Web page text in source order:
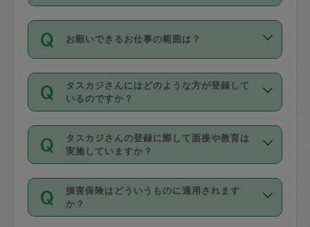
リカ、au WALLETなど）は支払にはご利
銀行振込や現金払いも対応していませ
なお、タスカジさんの交通費も、依頼料
金のご請求と合わせてお支払いとなりま
動計算で表示されます。
りに、一定数を超えたキャンセルは有償
（例：毎週定期の場合は３回以上のキャ
ンセルが有償（1200円、隔週定期の場合
は２回以上のキャンセルが有償（1200
ます。交通費の金額は「依頼の詳細」に
時間帯は3種類あります。いずれも１回あ
たり３時間です。
・ＡＭ ９時～１２時
・ＰＭ １３時～１６時
・夜 １８時～２１時
開始時間を２時間前後変更することが可
能です。依頼送信後、個別にタスカジさ
んにメッセージを送り調整してくださ
い。ただし、２時間を越えての調整はで
お願いできるお仕事の範囲は？
掃除、整理収納、洗濯、買い物、料理、
作り置きです。タスカジさんによってで
きる仕事の範囲が異なりますので、依頼
する前にタスカジさんのプロフィールで
確認してください。
基本的に、高所での作業や危険作業、屋
外での作業は対象外です。
タスカジさんにはどのような方が登録して
いるのですか？
主婦として長年の家事経験をお持ちの
方、栄養士・調理師といった資格者で保
育園や学校の給食やレストランで料理関
係の専門職に従事されていた方、日本で
すでにハウスキーパーや英語の先生とし
てお仕事をしているフィリピン出身の
タスカジさんの登録に際して面接や教育は
実施していますか？
応募の際に、各自事務局との面接と説明
を行っています。その後、身分証明書の
写真提出をしていただいています。外国
損害保険はどういうものに適用されます
か？